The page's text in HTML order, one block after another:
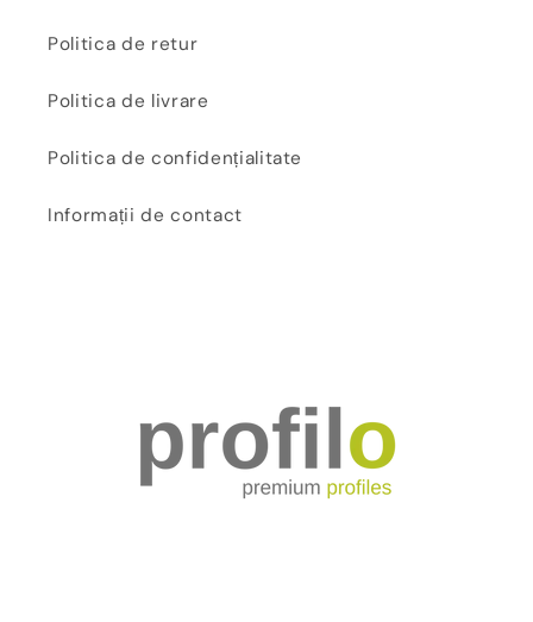
Politica de retur
Politica de livrare
Politica de confidențialitate
Informații de contact